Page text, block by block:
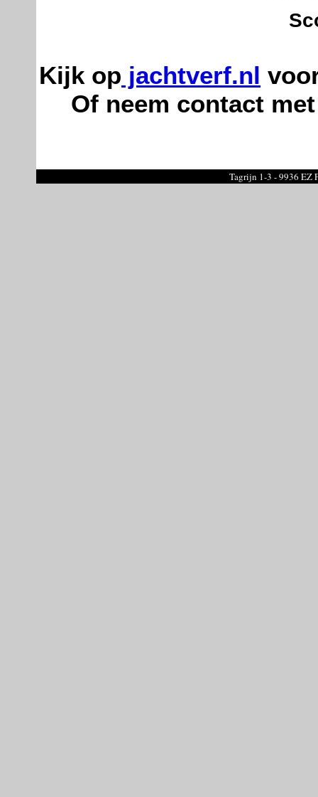
Kijk op jachtverf.nl
Of neem contact
Tagrijn 1-3 - 9936 EZ